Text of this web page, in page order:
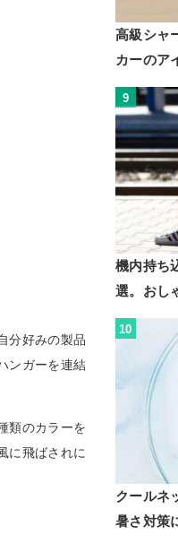
分好みの製品
ンガーを連結
類のカラーを
に飛ばされに
高級シャ
カーのア
9
機内持ち
選。おし
10
クールネ
暑さ対策